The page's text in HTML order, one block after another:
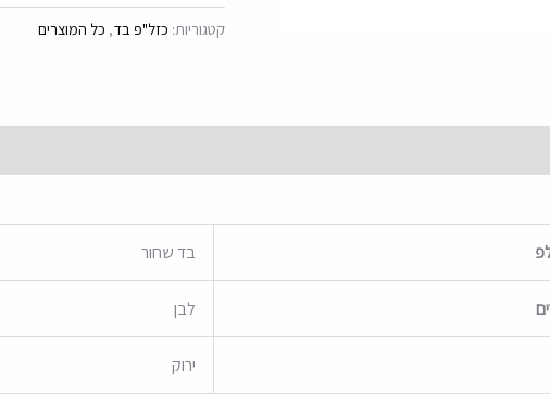
קטגוריות: כזל"פ בד, כל המוצרים
בד שחור
לבן
ירוק